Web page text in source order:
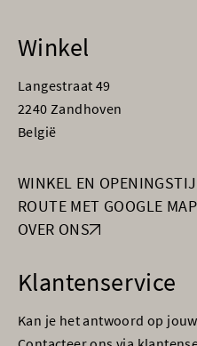
Winkel
Langestraat 49
2240 Zandhoven
België
WINKEL EN
ROUTE MET GOOGLE
OVER ONS
Klantenservice
Kan je het antwoord op